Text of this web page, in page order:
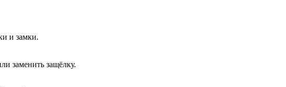
и замки.
заменить защёлку.